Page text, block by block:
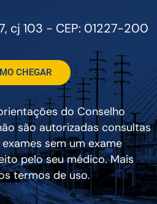
cj 103 - CEP: 01227-200
CHEGAR
do Conselho
são autorizadas consultas
sem um exame
pelo seu médico. Mais
termos de uso.